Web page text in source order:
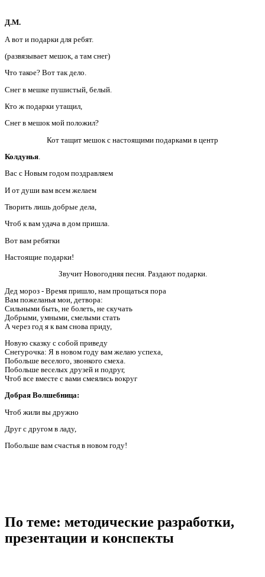
Д.М.
А вот и подарки для ребят.
(развязывает мешок, а там снег)
Что такое? Вот так дело.
Снег в мешке пушистый, белый.
Кто ж подарки утащил,
Снег в мешок мой положил?
Кот тащит мешок с настоящими подарками в центр
Колдунья
Вас с Новым годом поздравляем
И от души вам всем желаем
Творить лишь добрые дела,
Чтоб к вам удача в дом пришла.
Вот вам ребятки
Настоящие подарки!
Звучит Новогодняя песня. Раздают подарки.
Дед мороз - Время пришло, нам прощаться пора
Вам пожеланья мои, детвора:
Сильными быть, не болеть, не скучать
Добрыми, умными, смелыми стать
А через год я к вам снова приду,
Новую сказку с собой приведу
Снегурочка: Я в новом году вам желаю успеха,
Побольше веселого, звонкого смеха.
Побольше веселых друзей и подруг,
Чтоб все вместе с вами смеялись вокруг
Добрая Волшебница:
Чтоб жили вы дружно
Друг с другом в ладу,
Побольше вам счастья в новом году!
По теме: методические разработки,
презентации и конспекты